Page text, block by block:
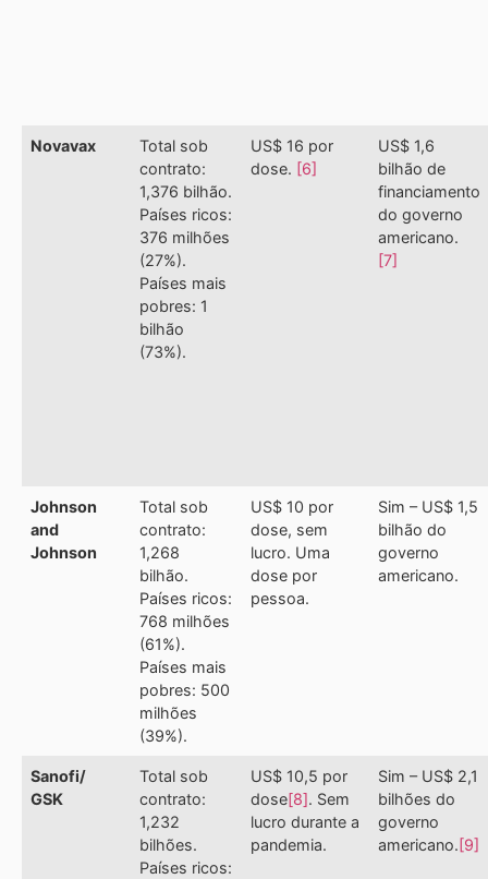
Novavax
Total sob
contrato:
1,376 bilhão.
Países ricos:
376 milhões
(27%).
Países mais
pobres: 1
bilhão
(73%).
US$ 16 por
dose. [6]
US$ 1,6
bilhão de
financiamento
do governo
americano.
[7]
Johnson
and
Johnson
Total sob
contrato:
1,268
bilhão.
Países ricos:
768 milhões
(61%).
Países mais
pobres: 500
milhões
(39%).
US$ 10 por
dose, sem
lucro. Uma
dose por
pessoa.
Sim – US$ 1,5
bilhão do
governo
americano.
Sanofi/
GSK
Total sob
contrato:
1,232
bilhões.
Países ricos:
US$ 10,5 por
dose[8]. Sem
lucro durante a
pandemia.
Sim – US$ 2,1
bilhões do
governo
americano. [9]